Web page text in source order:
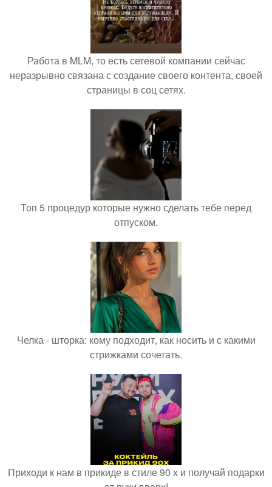
Работа в MLM, то есть сетевой компании сейчас
неразрывно связана с создание своего контента, своей
страницы в соц сетях.
Топ 5 процедур которые нужно сделать тебе перед
отпуском.
Челка - шторка: кому подходит, как носить и с какими
стрижками сочетать.
Приходи к нам в прикиде в стиле 90 х и получай подарки